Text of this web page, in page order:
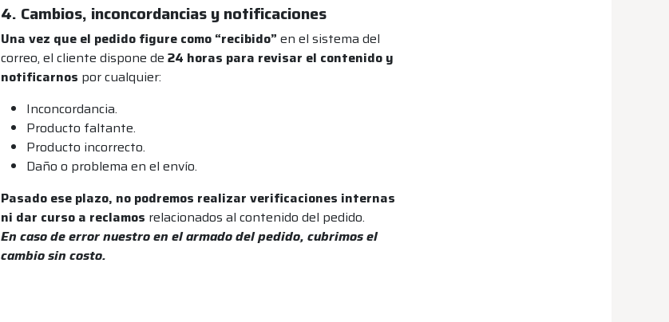
4. Cambios, inconcordancias y notificaciones
Una vez que el pedido figure como “recibido” en el sistema del
correo, el cliente dispone de 24 horas para revisar el contenido y
notificarnos por cualquier:
Inconcordancia.
Producto faltante.
Producto incorrecto.
Daño o problema en el envío.
Pasado ese plazo, no podremos realizar verificaciones internas
ni dar curso a reclamos relacionados al contenido del pedido.
En caso de error nuestro en el armado del pedido, cubrimos el
cambio sin costo.